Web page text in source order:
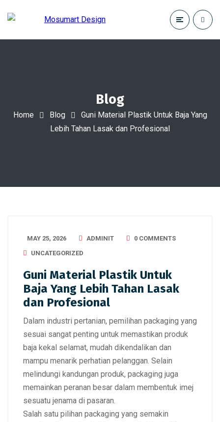
Blog
Home Blog
Guni Material Plastik Untuk Baja Yang
Lebih Tahan Lasak dan Profesional
MAY 25, 2026 ADMINIT
0 COMMENTS
UNCATEGORIZED
Guni Material Plastik Untuk
Baja Yang Lebih Tahan Lasak
dan Profesional
Dalam industri pertanian, pemilihan packaging yang
sesuai sangat penting untuk memastikan produk
baja kekal selamat, mudah dikendalikan dan
mampu menarik perhatian pelanggan. Selain
melindungi kandungan produk, packaging juga
memainkan peranan besar dalam membentuk imej
sesuatu jenama di pasaran.
Salah satu pilihan packaging yang semakin